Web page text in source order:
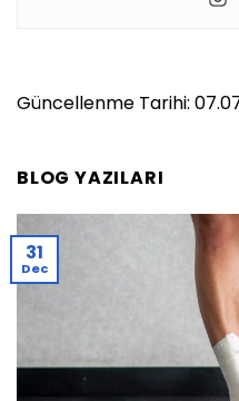
Güncellenme Tarihi:
BLOG YAZILARI
31
Dec